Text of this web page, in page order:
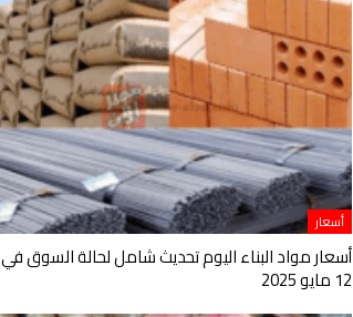
أسعار
أسعار مواد البناء اليوم تحديث شامل لحالة السوق في
12 مايو 2025